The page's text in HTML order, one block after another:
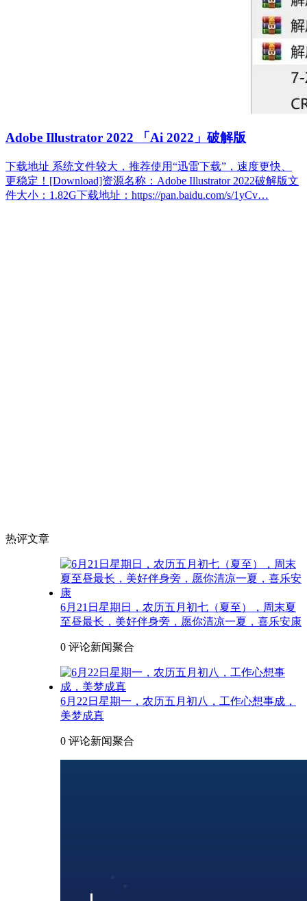
Adobe Illustrator 2022 「Ai 2022」破解版
下载地址 系统文件较大，推荐使用“迅雷下载”，速度更快、
更稳定！[Download]资源名称：Adobe Illustrator 2022破解版文
件大小：1.82G下载地址：https://pan.baidu.com/s/1yCv…
热评文章
6月21日星期日，农历五月初七（夏至），周末夏
至昼最长，美好伴身旁，愿你清凉一夏，喜乐安康
0 评论新闻聚合
6月22日星期一，农历五月初八，工作心想事成，
美梦成真
0 评论新闻聚合